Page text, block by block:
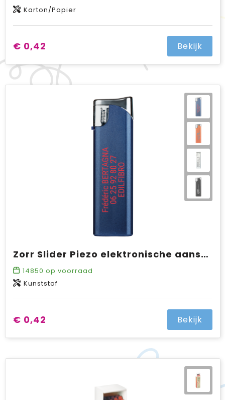
Karton/Papier
€ 0,42 Bekijk
Zorr Slider Piezo elektronische aansteker metalic, navulbaar
14850 op voorraad
Kunststof
€ 0,42 Bekijk